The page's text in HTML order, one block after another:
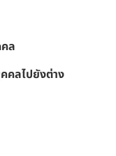
ล
คลไปยังต่าง